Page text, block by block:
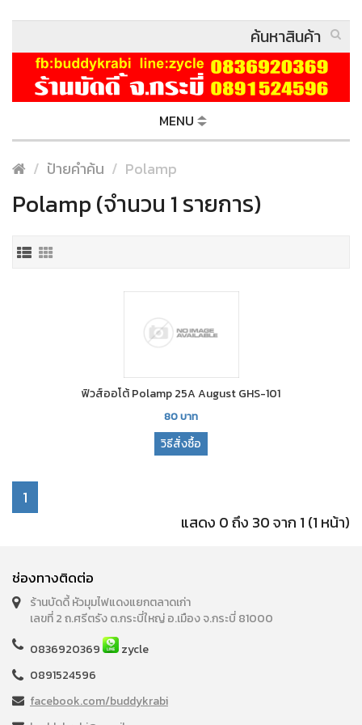
MENU
ป้ายคำค้น Polamp
Polamp (จำนวน 1 รายการ)
ฟิวส์ออโต้ Polamp 25A August GHS-101
80บาท
วิธีสั่งซื้อ
1
แสดง 0 ถึง 30 จาก 1 (1 หน้า)
ช่องทางติดต่อ
ร้านบัดดี้ หัวมุมไฟแดงแยกตลาดเก่า
เลขที่ 2 ถ.ศรีตรัง ต.กระบี่ใหญ่ อ.เมือง จ.กระบี่ 81000
0836920369
zycle
0891524596
facebook.com/buddykrabi